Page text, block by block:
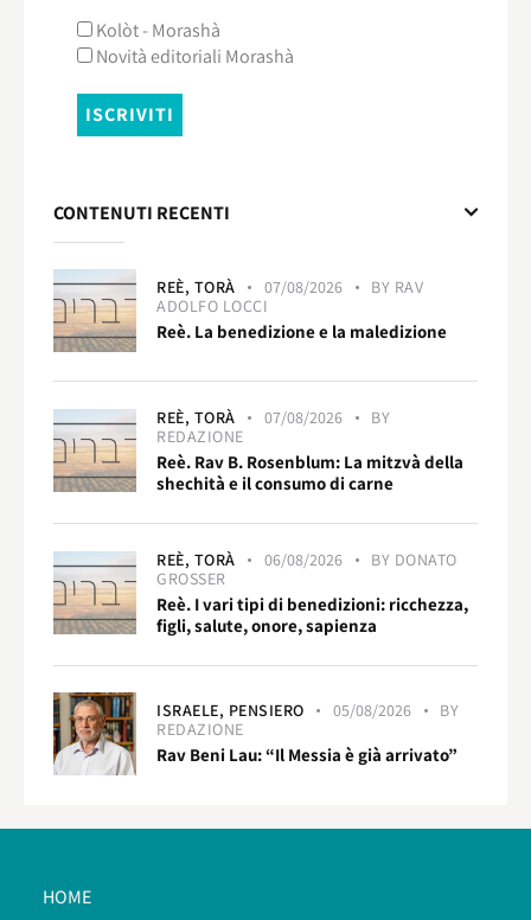
Kolòt - Morashà
Novità editoriali Morashà
CONTENUTI RECENTI
REÈ, TORÀ 07/08/2026 BY RAV
ADOLFO LOCCI
Reè. La benedizione e la maledizione
REÈ, TORÀ 07/08/2026
BY
REDAZIONE
Reè. Rav B. Rosenblum: La mitzvà della
shechità e il consumo di carne
REÈ, TORÀ 06/08/2026 BY DONATO
GROSSER
Reè. I vari tipi di benedizioni: ricchezza,
figli, salute, onore, sapienza
ISRAELE, PENSIERO 05/08/2026
BY
REDAZIONE
Rav Beni Lau: “Il Messia è già arrivato”
HOME